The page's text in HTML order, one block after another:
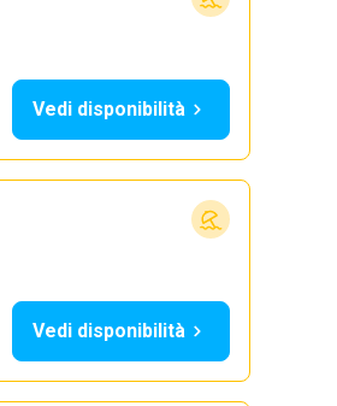
Vedi disponibilità
Vedi disponibilità